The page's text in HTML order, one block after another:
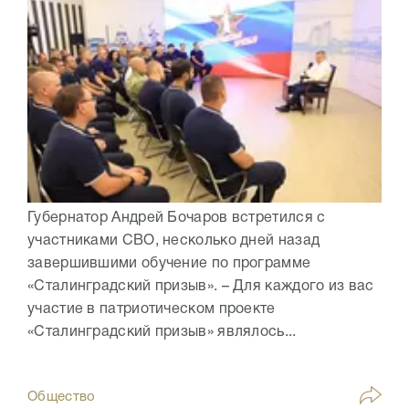
Губернатор Андрей Бочаров встретился с
участниками СВО, несколько дней назад
завершившими обучение по программе
«Сталинградский призыв». – Для каждого из вас
участие в патриотическом проекте
«Сталинградский призыв» являлось...
Общество